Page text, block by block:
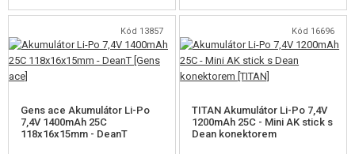
Kód 13857
Gens ace Akumulátor Li-Po
7,4V 1400mAh 25C
118x16x15mm - DeanT
Kód 16696
TITAN Akumulátor Li-Po 7,4V
1200mAh 25C - Mini AK stick s
Dean konektorem